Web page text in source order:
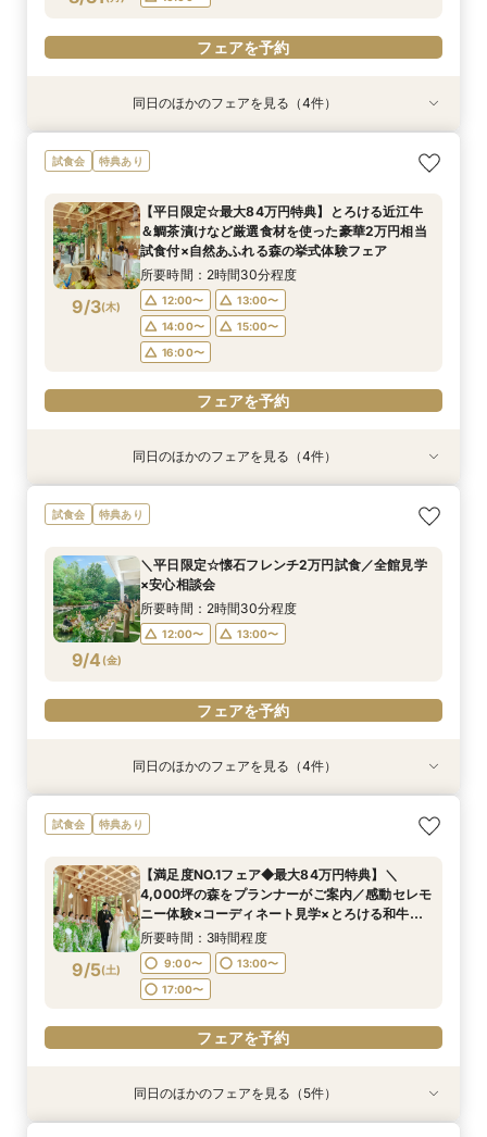
フェアを予約
フェアを予約
フェアを予約
フェアを予約
フェアを予約
特典あり
8/31(月)
＜20～39名限定＞少人数・家族婚限定のお得プ
ランをご用意！専属プランナーによるじっくり相
所要時間：3時間程度
12:00〜
13:00〜
14:00〜
15:00〜
16:00〜
フェアを予約
8/31(月)
＼スマホ＆自宅で参加OK／遠方や見学前の無料
オンライン相談会
14:00〜
15:00〜
16:00〜
17:00〜
フェアを予約
特典あり
8/31(月)
２組限定【料理重視必見】ゲスト想いの懐石フレ
ンチ試食×全館見学ツアー×最大84万円特典／専
所要時間：2時間30分程度
14:00〜
15:00〜
16:00〜
フェアを予約
特典あり
8/31(月)
＼初見学におすすめ☆豪華試食／おもてなしに重
要なお料理”懐石フレンチ”贅沢試食×全館見学×
所要時間：2時間30分程度
14:00〜
15:00〜
16:00〜
フェアを予約
同日のほかのフェアを見る（4件）
試食会 特典あり
9/3(木)
【平日限定☆最大84万円特典】とろける近江牛
＆鯛茶漬けなど厳選食材を使った豪華2万円相当
試食付×自然あふれる森の挙式体験フェア
所要時間：2時間30分程度
12:00〜
13:00〜
14:00〜
15:00〜
16:00〜
フェアを予約
特典あり
9/3(木)
＜20名～OK＞贅沢試食×森のチャペル体験×少
人数ウェディング相談会
13:00〜
15:00〜
16:00〜
特典あり
9/3(木)
２組限定【料理重視必見】ゲスト想いの懐石フレ
ンチ試食×平日だからこそゆったり貸切見学ツ
準備じっくり相談会！
所要時間：2時間30分程度
15:00〜
16:00〜
特典あり
9/3(木)
＼初見学におすすめ☆平日限定／おもてなしに重
要なお料理”懐石フレンチ”贅沢試食×4000坪の
所要時間：2時間30分程度
15:00〜
16:00〜
特典あり
9/3(木)
＜20～39名限定＞少人数・家族婚限定のお得プ
ランをご用意！専属プランナーによるじっくり相
所要時間：3時間程度
14:00〜
15:00〜
フェアを予約
同日のほかのフェアを見る（4件）
試食会 特典あり
9/4 (金)
＼平日限定☆懐石フレンチ2万円試食／全館見学
×安心相談会
所要時間：2時間30分程度
12:00〜 13:00〜
フェアを予約
特典あり
9/4(金)
＜20名～OK＞贅沢試食×森のチャペル体験×少
人数ウェディング相談会
13:00〜
14:00〜
15:00〜
16:00〜
フェアを予約
特典あり
9/4(金)
２組限定【料理重視必見】ゲスト想いの懐石フレ
ンチ試食×平日だからこそゆったり貸切見学ツ
準備じっくり相談会！
所要時間：2時間30分程度
13:00〜
14:00〜
15:00〜
16:00〜
フェアを予約
特典あり
9/4(金)
＼初見学におすすめ☆平日限定／おもてなしに重
要なお料理”懐石フレンチ”贅沢試食×4000坪の
所要時間：2時間30分程度
13:00〜
14:00〜
15:00〜
16:00〜
フェアを予約
特典あり
9/4(金)
＜20～39名限定＞少人数・家族婚限定のお得プ
ランをご用意！専属プランナーによるじっくり相
所要時間：3時間程度
12:00〜
13:00〜
14:00〜
15:00〜
16:00〜
同日のほかのフェアを見る（4件）
試食会 特典あり
9/5(土)
【満足度NO.1フェア◆最大84万円特典】＼
4,000坪の森をプランナーがご案内／感動セレモ
ニー体験×コーディネート見学×とろける和牛～5
品コース試食付×来館時タクシー代
所要時間：3時間程度
9:00〜
13:00〜
17:00〜
フェアを予約
特典あり
特典あり
特典あり
特典あり
特典あり同日のほかのフェアを見る（5件）